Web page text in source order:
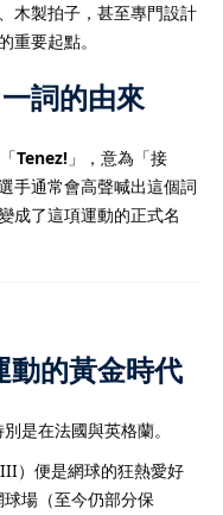
木製拍子，甚至專門設計
重要起點。
詞的由來
Tenez! 」，意為「接
手通常會高聲喊出這個詞
成了這項運動的正式名
動的黃金時代
是在法國與英格蘭。
）便是網球的狂熱愛好
場（至今仍部分保